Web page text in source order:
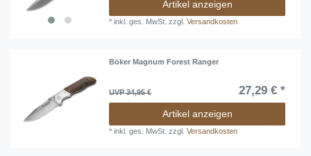
Artikel anzeigen
*inkl. ges. MwSt. zzgl.Versandkosten
Böker Magnum Forest Ranger
UVP 34,95 € 27,29 € *
Artikel anzeigen
*inkl. ges. MwSt. zzgl.Versandkosten